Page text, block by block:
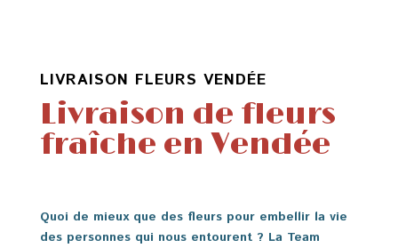
LIVRAISON FLEURS VENDÉE
Livraison de fleurs
fraîche en Vendée
Quoi de mieux que des fleurs pour embellir la vie
des personnes qui nous entourent ? La Team